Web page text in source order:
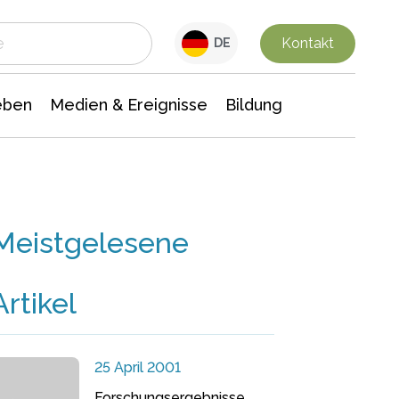
DE Kontakt
Medien & Ereignisse Bildung
25 April 2001